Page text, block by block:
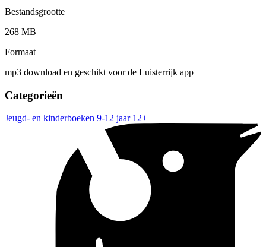
Bestandsgrootte
268 MB
Formaat
mp3 download en geschikt voor de Luisterrijk app
Categorieën
Jeugd- en kinderboeken 9-12 jaar 12+